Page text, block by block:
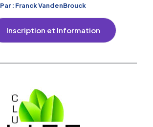
Par : Franck VandenBrouck
Inscription et Information